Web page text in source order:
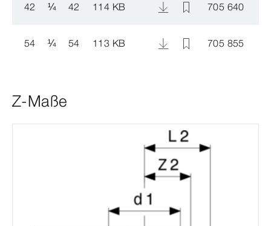
42 ¼ 42 114 KB 705 640
54 ¼ 54 113 KB 705 855
Z-Maße